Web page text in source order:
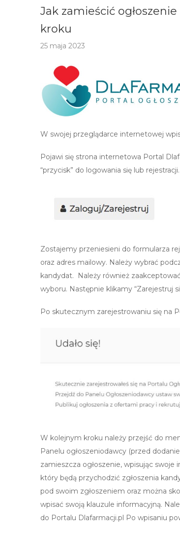
Jak zamieścić
kroku
25 maja 2023
W swojej przeglądarce internetowej
Pojawi się strona internetowa Portal
“przycisk” do logowania się lub
Zostajemy przeniesieni do formularza
oraz adres mailowy. Należy wybrać
kandydat. Należy również
wyboru. Następnie klikamy “Zarejestruj
Po skutecznym zarejestrowaniu się na
W kolejnym kroku należy przejść do
Panelu ogłoszeniodawcy (przed
zamieszcza ogłoszenie, wpisując
który będą przychodzić zgłoszenia
pod swoim zgłoszeniem oraz można
wpisać swoją klauzule informacyjną.
do Portalu Dlafarmacji.pl Po wpisaniu